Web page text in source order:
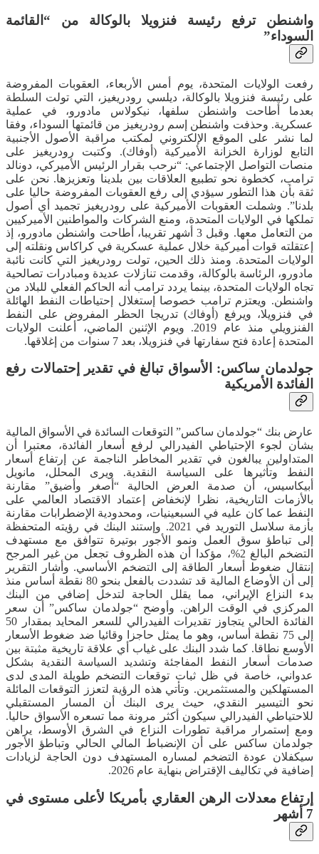
واشنطن ترفع رئيسة فنزويلا بالوكالة من “القائمة
السوداء”
رفعت الولايات المتحدة، يوم أمس الأربعاء، العقوبات المفروضة
على رئيسة فنزويلا بالوكالة، ديلسي رودريغيز، التي تولت السلطة
بعدما أطاحت واشنطن سلفها، نيكولاس مادورو، في عملية
عسكرية. وحذفت واشنطن إسم رودريغيز من قائمتها السوداء، وفقا
لما نشر على الموقع الإلكتروني لمكتب مراقبة الأصول الأجنبية
التابع لوزارة الخزانة الأميركية (أوفاك). وكتبت رودريغيز على
منصات التواصل الإجتماعي: “نرحب بقرار الرئيس الأميركي، دونالد
ترامب، كخطوة نحو تطبيع العلاقات بين بلدينا وتعزيزها. نحن على
ثقة بأن هذا التطور سيؤدي إلى رفع العقوبات المفروضة حاليا على
بلدنا”. وشملت العقوبات الأميركية على رودريغيز تجميد أي أصول
تملكها في الولايات المتحدة، ومنع الشركات والمواطنين الأميركيين
من التعامل معها. وقبل 3 أشهر تقريبا، أطاحت واشنطن مادورو، إذ
إعتقلته قوات أميركية خلال عملية عسكرية في كراكاس ونقلته إلى
الولايات المتحدة. ومنذ ذلك الحين، تولت رودريغيز التي كانت نائبة
مادورو، الرئاسة بالوكالة، وقدمت تنازلات عديدة ومبادرات تصالحية
تجاه الولايات المتحدة، بينما يردد ترامب أنه الحاكم الفعلي للبلاد من
واشنطن. ويعتزم ترامب خصوصا إستغلال إحتياطات النفط الهائلة
في فنزويلا، ويرفع (أوفاك) تدريجا الحظر المفروض على النفط
الفنزويلي منذ عام 2019. ويوم الإثنين الماضي، أعلنت الولايات
المتحدة إعادة فتح سفارتها في فنزويلا، بعد 7 سنوات من إغلاقها.
جولدمان ساكس: الأسواق تبالغ في تقدير إحتمالات رفع
الفائدة الأمريكية
عارض بنك “جولدمان ساكس” التوقعات السائدة في الأسواق المالية
بشأن لجوء الإحتياطي الفيدرالي لرفع أسعار الفائدة، معتبرا أن
المتداولين يبالغون في تقدير المخاطر الناجمة عن إرتفاع أسعار
النفط وتأثيرها على السياسة النقدية. ويرى المحلل، مانويل
أبيكاسيس، أن صدمة العرض الحالية “أصغر وأضيق” مقارنة
بالأزمات التاريخية، نظرا لإنخفاض إعتماد الاقتصاد العالمي على
النفط عما كان عليه في السبعينيات، ومحدودية الإضطرابات مقارنة
بأزمة سلاسل التوريد في 2021. وإستند البنك في رؤيته المتحفظة
إلى تباطؤ سوق العمل ونمو الأجور بوتيرة تتوافق مع مستهدف
التضخم البالغ 2%، مؤكدا أن هذه الظروف تجعل من غير المرجح
إنتقال ضغوط أسعار الطاقة إلى التضخم الأساسي. وأشار التقرير
إلى أن الأوضاع المالية قد تشددت بالفعل بنحو 80 نقطة أساس منذ
بدء النزاع الإيراني، مما يقلل الحاجة لتدخل إضافي من البنك
المركزي في الوقت الراهن. وأوضح “جولدمان ساكس” أن سعر
الفائدة الحالي يتجاوز تقديرات الفيدرالي للسعر المحايد بمقدار 50
إلى 75 نقطة أساس، وهو ما يمثل حاجزا وقائيا ضد ضغوط الأسعار
الأوسع نطاقا. كما شدد البنك على غياب أي علاقة تاريخية مثبتة بين
صدمات أسعار النفط المفاجئة وتشديد السياسة النقدية بشكل
عدواني، خاصة في ظل ثبات توقعات التضخم طويلة المدى لدى
المستهلكين والمستثمرين. وتأتي هذه الرؤية لتعزز التوقعات المائلة
نحو التيسير النقدي، حيث يرى البنك أن المسار المستقبلي
للاحتياطي الفيدرالي سيكون أكثر مرونة مما تسعره الأسواق حاليا.
ومع إستمرار مراقبة تطورات النزاع في الشرق الأوسط، يراهن
جولدمان ساكس على أن الإنضباط المالي الحالي وتباطؤ الأجور
سيكفلان عودة التضخم لمساره المستهدف دون الحاجة لزيادات
إضافية في تكاليف الإقتراض بنهاية عام 2026.
إرتفاع معدلات الرهن العقاري بأمريكا لأعلى مستوى في
7 أشهر